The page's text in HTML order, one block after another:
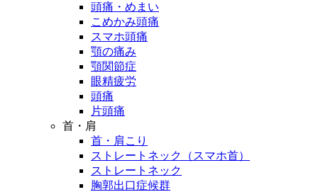
頭痛・めまい
こめかみ頭痛
スマホ頭痛
顎の痛み
顎関節症
眼精疲労
頭痛
片頭痛
首・肩
首・肩こり
ストレートネック（スマホ首）
ストレートネック
胸郭出口症候群